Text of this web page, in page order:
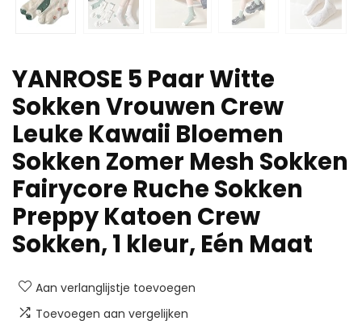
YANROSE 5 Paar Witte
Sokken Vrouwen Crew
Leuke Kawaii Bloemen
Sokken Zomer Mesh Sokken
Fairycore Ruche Sokken
Preppy Katoen Crew
Sokken, 1 kleur, Eén Maat
Aan verlanglijstje toevoegen
Toevoegen aan vergelijken